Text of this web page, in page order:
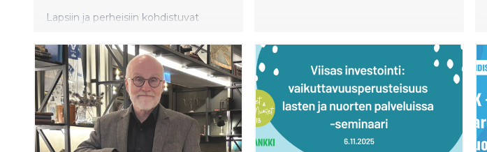
Lapsiin ja perheisiin kohdistuvat
vaan luovat pitkällä tähtäimellä uusia
kustannuksia ja heikentävät samalla
merkittävästi lasten hyvinvointia.
Lapsi- ja perhejärjestöt muistuttavat,
että kevään kehysriihessä hallituksella
on mahdollisuus kääntää suunta ja
asettaa lapset etusijalle.